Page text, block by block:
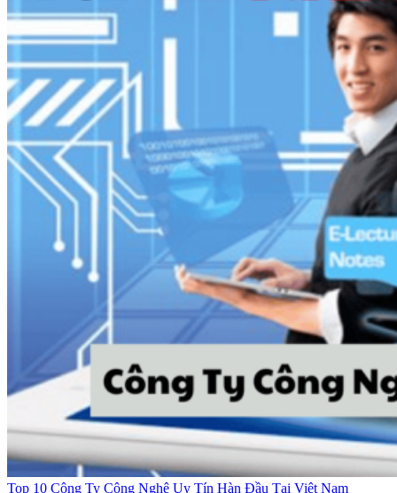
Top 10 Công Ty Công Nghệ Uy Tín Hàn Đầu Tại Việt Nam